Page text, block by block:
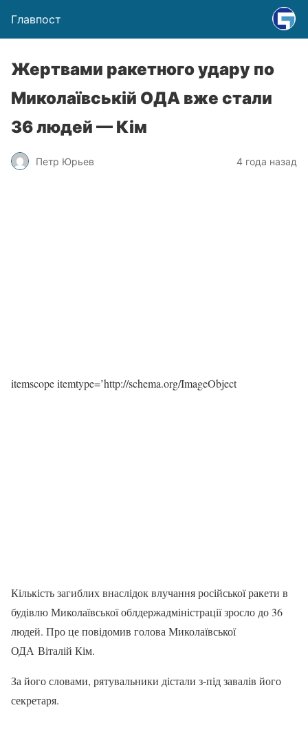
Главпост
Жертвами ракетного удару по
Миколаївській ОДА вже стали
36 людей — Кім
Петр Юрьев 4 года назад
itemscope itemtype=’http://schema.org/ImageObject
Кількість загиблих внаслідок влучання російської ракети в
будівлю Миколаївської облдержадміністрації зросло до 36
людей. Про це повідомив голова Миколаївської
ОДА Віталій Кім.
За його словами, рятувальники дістали з-під завалів його
секретаря.